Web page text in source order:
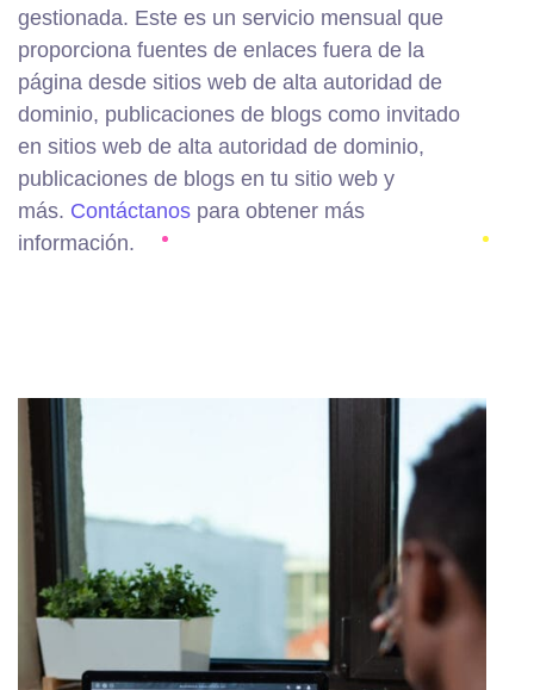
gestionada. Este es un servicio mensual que
proporciona fuentes de enlaces fuera de la
página desde sitios web de alta autoridad de
dominio, publicaciones de blogs como invitado
en sitios web de alta autoridad de dominio,
publicaciones de blogs en tu sitio web y
más. Contáctanos para obtener más
información.